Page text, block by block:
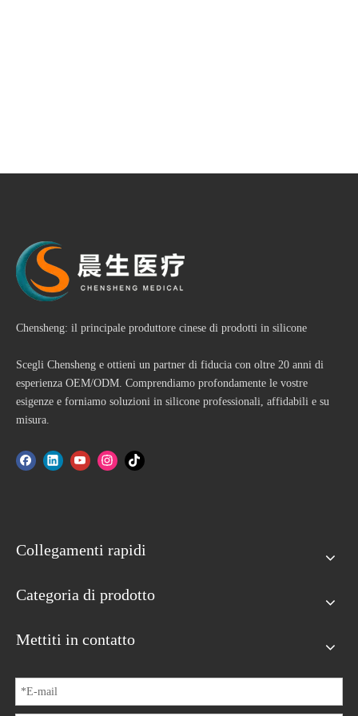
Chensheng: il principale produttore cinese di prodotti in silicone
Scegli Chensheng e ottieni un partner di fiducia con oltre 20 anni di
esperienza OEM/ODM. Comprendiamo profondamente le vostre
esigenze e forniamo soluzioni in silicone professionali, affidabili e su
misura.
Collegamenti rapidi
Categoria di prodotto
Mettiti in contatto